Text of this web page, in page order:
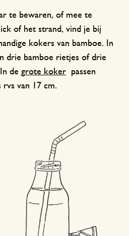
te bewaren, of mee te
of het strand, vind je bij
kokers van bamboe. In
drie bamboe rietjes of drie
de grote koker passen
van 17 cm.